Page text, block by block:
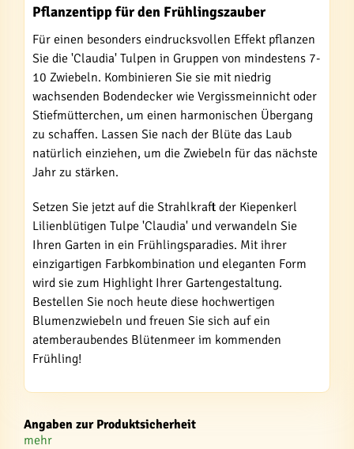
Pflanzentipp für den Frühlingszauber
Für einen besonders eindrucksvollen Effekt pflanzen
Sie die 'Claudia' Tulpen in Gruppen von mindestens 7-
10 Zwiebeln. Kombinieren Sie sie mit niedrig
wachsenden Bodendecker wie Vergissmeinnicht oder
Stiefmütterchen, um einen harmonischen Übergang
zu schaffen. Lassen Sie nach der Blüte das Laub
natürlich einziehen, um die Zwiebeln für das nächste
Jahr zu stärken.
Setzen Sie jetzt auf die Strahlkraft der Kiepenkerl
Lilienblütigen Tulpe 'Claudia' und verwandeln Sie
Ihren Garten in ein Frühlingsparadies. Mit ihrer
einzigartigen Farbkombination und eleganten Form
wird sie zum Highlight Ihrer Gartengestaltung.
Bestellen Sie noch heute diese hochwertigen
Blumenzwiebeln und freuen Sie sich auf ein
atemberaubendes Blütenmeer im kommenden
Frühling!
Angaben zur Produktsicherheit
mehr